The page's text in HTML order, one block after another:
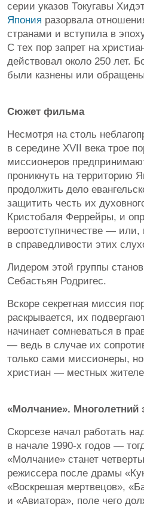
серии указов Токугавы
Япония разорвала
странами и вступила в
С тех пор запрет на
действовал около 250 лет.
были казнены или
Сюжет фильма
Несмотря на столь
в середине XVII века трое
миссионеров
проникнуть на территорию
продолжить дело
защитить честь их
Кристобаля Феррейры, и
вероотступничестве — или,
в справедливости этих
Лидером этой группы
Себастьян Родригес.
Вскоре секретная миссия
раскрывается, их
начинает сомневаться в
— ведь в случае их
только сами миссионеры,
христиан — местных
«Молчание». Многолетний
Скорсезе начал работать
в начале 1990-х годов —
«Молчание» станет
режиссера после драмы
«Воскрешая мертвецов»,
и «Авиатора», поле чего